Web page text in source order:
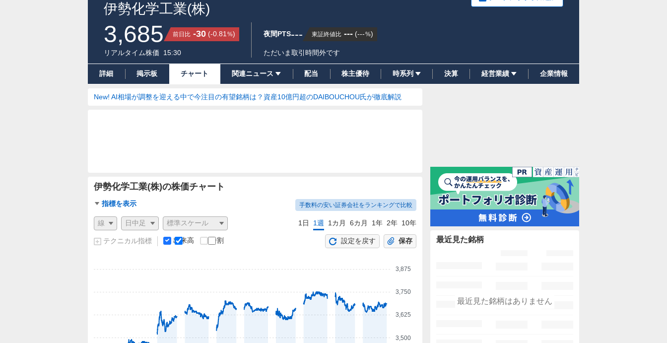
伊勢化学工業(株)
3,685 前日比 -30 (-0.81%)
リアルタイム株価 15:30
夜間PTS--- 東証終値比 --- (---%)
ただいま取引時間外です
詳細 掲示板 チャート 関連ニュース 配当 株主優待 時系列 決算 経営業績 企業情報
New! AI相場が調整を迎える中で今注目の有望銘柄は？資産10億円超のDAIBOUCHOU氏が徹底解説
伊勢化学工業(株)の株価チャート
チ
ャ
ー
ト
指
手数料の安い証券会社をランキングで比較
指標を表示
チ
ャ
ー
設
1日 1週 1カ月 6カ月 1年 2年 10年
テクニカル指標 出来高 分割 設定を戻す 保存
3,500
3,625
3,750
3,875
最近見た銘柄
最近見た銘柄はありません